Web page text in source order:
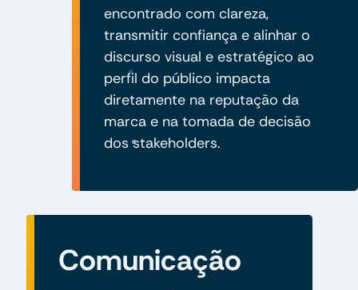
encontrado com clareza,
transmitir confiança e alinhar o
discurso visual e estratégico ao
perfil do público impacta
diretamente na reputação da
marca e na tomada de decisão
dos stakeholders.
Comunicação